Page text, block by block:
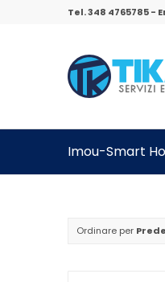
Tel.348 4765785-
Imou-Smart
Ordinare per